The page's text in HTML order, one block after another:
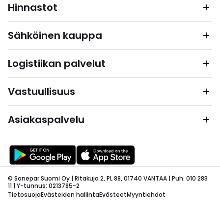
Hinnastot
Sähköinen kauppa
Logistiikan palvelut
Vastuullisuus
Asiakaspalvelu
© Sonepar Suomi Oy | Ritakuja 2, PL 88, 01740 VANTAA | Puh. 010 283
11 | Y-tunnus: 0213785-2
TietosuojaEvästeiden hallintaEvästeetMyyntiehdot